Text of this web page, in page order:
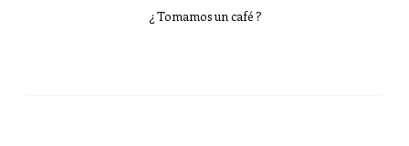
¿ Tomamos un café ?